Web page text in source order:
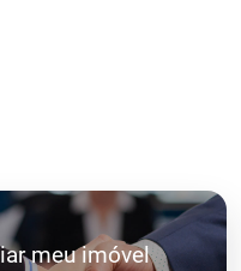
meu imóvel